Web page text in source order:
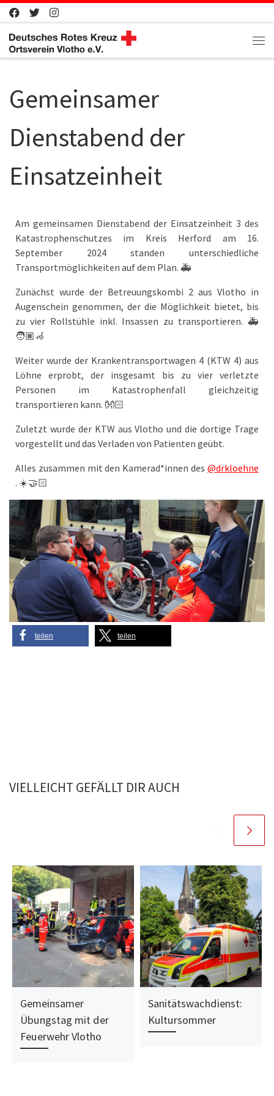
Zum Inhalt springen
Gemeinsamer
Dienstabend der
Einsatzeinheit
Am gemeinsamen Dienstabend der Einsatzeinheit 3 des
Katastrophenschutzes im Kreis Herford am 16.
September 2024 standen unterschiedliche
Transportmöglichkeiten auf dem Plan. 🚑
Zunächst wurde der Betreuungskombi 2 aus Vlotho in
Augenschein genommen, der die Möglichkeit bietet, bis
zu vier Rollstühle inkl. Insassen zu transportieren. 🚑
🧑🏽‍🦽
Weiter wurde der Krankentransportwagen 4 (KTW 4) aus
Löhne erprobt, der insgesamt bis zu vier verletzte
Personen im Katastrophenfall gleichzeitig
transportieren kann. 👐🏻
Zuletzt wurde der KTW aus Vlotho und die dortige Trage
vorgestellt und das Verladen von Patienten geübt.
Alles zusammen mit den Kamerad*innen des @drkloehne
. ☀️🤝🏻
teilen teilen
VIELLEICHT GEFÄLLT DIR AUCH
Gemeinsamer
Übungstag mit der
Feuerwehr Vlotho
Sanitätswachdienst:
Kultursommer